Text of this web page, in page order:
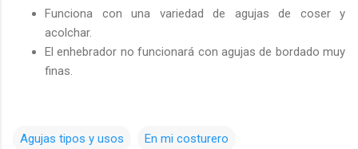
Funciona con una variedad de agujas de coser y
acolchar.
El enhebrador no funcionará con agujas de bordado muy
finas.
Agujas tipos y usos En mi costurero